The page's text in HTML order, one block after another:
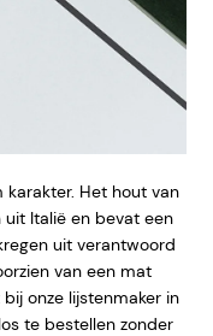
karakter. Het hout van
Italië en bevat een
uit verantwoord
van een mat
onze lijstenmaker in
te bestellen zonder